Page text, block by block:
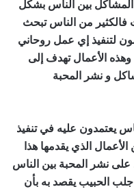
المشاكل بين الناس بشكل
من الناس تبحث
لتنفيذ إي عمل روحاني
الأعمال تهدف إلى
و نشر المحبة
يعتمدون عليه في تنفيذ
الأعمال الذي يقدمها هذا
نشر المحبة بين الناس
الحبيب يقصد به بأن